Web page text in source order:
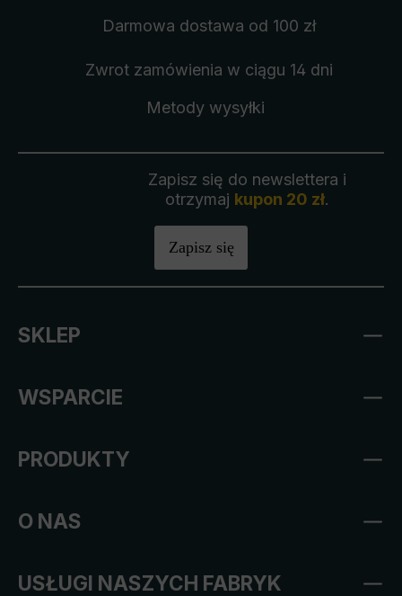
Darmowa dostawa od 100 zł
Zwrot zamówienia w ciągu 14 dni
Metody wysyłki
Zapisz się do newslettera i
otrzymaj kupon 20 zł.
Zapisz się
SKLEP
WSPARCIE
PRODUKTY
O NAS
USŁUGI NASZYCH FABRYK